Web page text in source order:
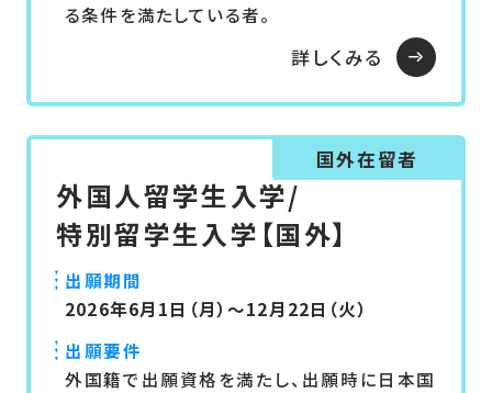
る条件を満たしている者。
詳しくみる
国外在留者
外国人留学生入学/
特別留学生入学【国外】
出願期間
2026年6月1日（月）～12月22日（火）
出願要件
外国籍で出願資格を満たし、出願時に日本国